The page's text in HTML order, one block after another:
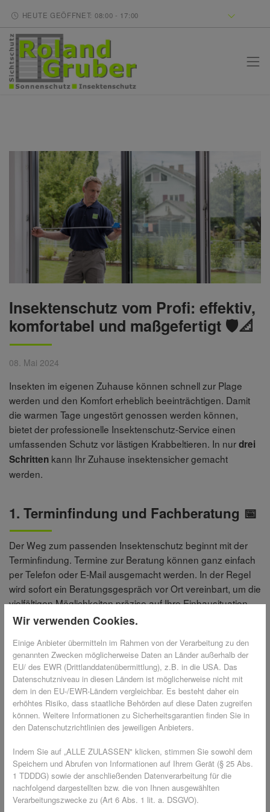
HEUTE GEÖFFNET: 08:00 - 17:00
Insektenschutz vom Profi: effektiv,
komfortabel und maßgefertigt 🛡️📐
08. Mai 2024
Insekten im eigenen Zuhause können schnell zur Plage
werden und den Komfort erheblich beeinträchtigen. Damit
die warmen Tage ungestört genossen werden können,
bietet der professionelle Insektenschutz-Service einen
umfassenden Schutz vor lästigen Krabbeltieren. In nurdrei
Schritten kann Ihr Zuhause insektensicher gemacht
werden.
1. Terminfindung und Fachberatung 📅
Der Weg zum passenden Insektenschutz beginnt mit der
Terminfindung. Termine zur Beratung können ganz einfach
per Telefon oder E-Mail ausgemacht werden. In der Regel
wird sofort ein Beratungsgespräch vor Ort vereinbart, um die
vielfältigen Möglichkeiten präzise auf Ihre Einbausituation
und Ihren Bedarf abstimmen zu können. Die Auswahl ist
Abdeckung für Lichtschächte - es gibt individuelle
Lösungen, die allen Bedürfnissen entsprechen.
2. Präzises Aufmaß und
maßgeschneiderte Lösungen vor Ort 📏
Ein erfahrener Fachberater kommt zum Kunden nach
Hause und nimmt gemeinsam Maß. Dabei werden
individuelle Bedürfnisse besprochen, Anschauungsmaterial
präsentiert und verschiedene Optionen für Rahmenfarben
und Gewebe aufgezeigt. Auf Grundlage dieser
Wir verwenden Cookies.
Einige Anbieter übermitteln im Rahmen von der Verarbeitung zu den
genannten Zwecken möglicherweise Daten an Länder außerhalb der
EU/ des EWR (Drittlanddatenübermittlung), z.B. in die USA. Das
Datenschutzniveau in diesen Ländern ist möglicherweise nicht mit
dem in den EU-/EWR-Ländern vergleichbar. Es besteht daher ein
erhöhtes Risiko, dass staatliche Behörden auf diese Daten zugreifen
können. Weitere Informationen zu Sicherheitsgarantien finden Sie in
den Datenschutzrichtlinien des jeweiligen Anbieters.
Indem Sie auf „ALLE ZULASSEN" klicken, stimmen Sie sowohl dem
Speichern und Abrufen von Informationen auf Ihrem Gerät (§ 25 Abs.
1 TDDDG) sowie der anschließenden Datenverarbeitung für die
nachfolgend dargestellten bzw. die von Ihnen ausgewählten
Verarbeitungszwecke zu (Art 6 Abs. 1 lit. a. DSGVO).